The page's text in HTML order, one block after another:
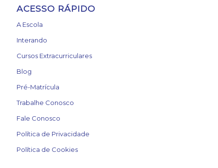
ACESSO RÁPIDO
A Escola
Interando
Cursos Extracurriculares
Blog
Pré-Matrícula
Trabalhe Conosco
Fale Conosco
Política de Privacidade
Política de Cookies